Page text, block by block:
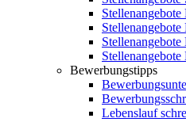
Bewerbungstipps
Lebenslauf